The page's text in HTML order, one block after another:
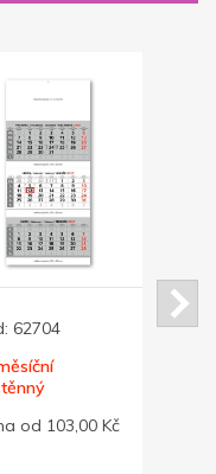
62704
šedý
od 103,00 Kč
Kód: